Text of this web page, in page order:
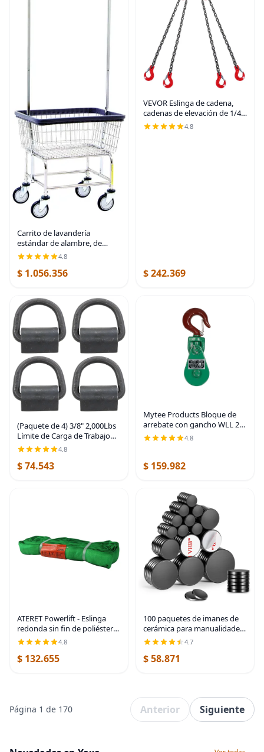
Carrito de lavandería
estándar de alambre, de
doble poste, de R&B
4.8
$ 1.056.356
VEVOR Eslinga de cadena,
cadenas de elevación de 1/4
pulgada x 5 pies con
ganchos, polipasto de
4.8
$ 242.369
(Paquete de 4) 3/8" 2,000Lbs
Límite de Carga de Trabajo
WLL Capacidad Weld-on Flip
Anclaje en D
4.8
$ 74.543
Mytee Products Bloque de
arrebate con gancho WLL 2
Toneladas Polea de 3"' + '
Cable de alambre de 3/8"
enrollamiento de
4.8
$ 159.982
ATERET Powerlift - Eslinga
redonda sin fin de poliéster
verde, 4 pies de longitud,
capacidad vertical de 5,300
libras, cesta de 10,600 libras,
4.8
$ 132.655
100 paquetes de imanes de
cerámica para manualidades
de 6 tamaños, discos
redondos para botones de
refrigerador, DIY, tazas,
4.7
$ 58.871
Página 1 de 170 Anterior Siguiente